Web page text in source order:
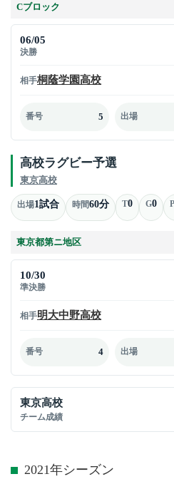
Cブロック
06/05
決勝
相手桐蔭学園高校
番号 5 出場
高校ラグビー予選
東京高校
出場1試合 時間60分 T0 G0
東京都第ニ地区
10/30
準決勝
相手明大中野高校
番号 4 出場
東京高校
チーム成績
2021年シーズン